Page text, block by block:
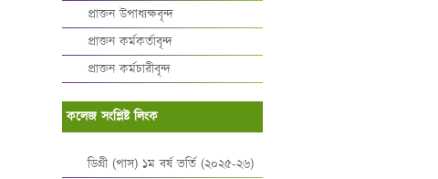
প্রাক্তন উপাধ্যক্ষবৃন্দ
প্রাক্তন কর্মকর্তাবৃন্দ
প্রাক্তন কর্মচারীবৃন্দ
কলেজ সংশ্লিষ্ট লিংক
ডিগ্রী (পাস) ১ম বর্ষ ভর্তি (২০২৫-২৬)